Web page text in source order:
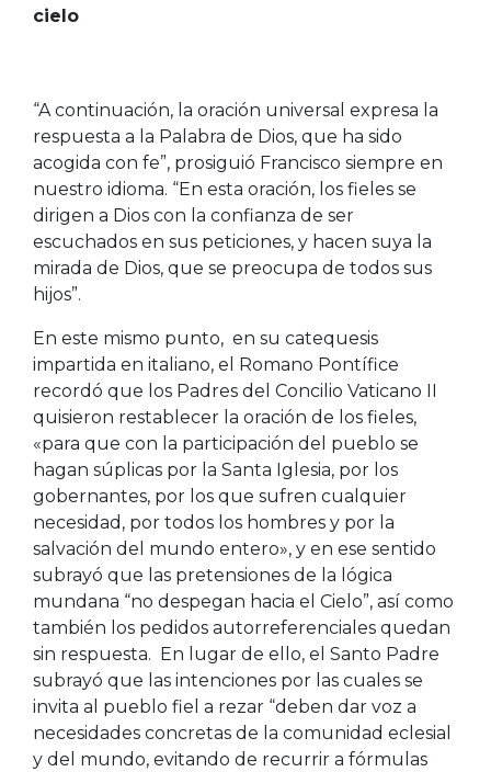
cielo
“A continuación, la oración universal expresa la
respuesta a la Palabra de Dios, que ha sido
acogida con fe”, prosiguió Francisco siempre en
nuestro idioma. “En esta oración, los fieles se
dirigen a Dios con la confianza de ser
escuchados en sus peticiones, y hacen suya la
mirada de Dios, que se preocupa de todos sus
hijos”.
En este mismo punto, en su catequesis
impartida en italiano, el Romano Pontífice
recordó que los Padres del Concilio Vaticano II
quisieron restablecer la oración de los fieles,
«para que con la participación del pueblo se
hagan súplicas por la Santa Iglesia, por los
gobernantes, por los que sufren cualquier
necesidad, por todos los hombres y por la
salvación del mundo entero», y en ese sentido
subrayó que las pretensiones de la lógica
mundana “no despegan hacia el Cielo”, así como
también los pedidos autorreferenciales quedan
sin respuesta. En lugar de ello, el Santo Padre
subrayó que las intenciones por las cuales se
invita al pueblo fiel a rezar “deben dar voz a
necesidades concretas de la comunidad eclesial
y del mundo, evitando de recurrir a fórmulas